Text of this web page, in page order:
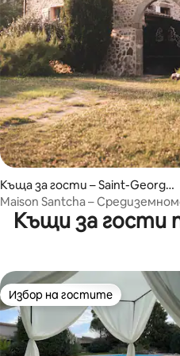
Къща за гости – Saint-Georges
-les-Bains
Maison Santcha –
апартамент в Ардеш
Къщи за гости
Избор на гостите
Избор на гостите